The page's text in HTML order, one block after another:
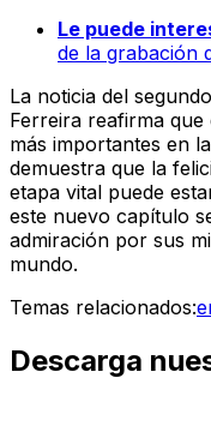
Le puede
de la grabación
La noticia del
Ferreira reafirma
más importantes en
demuestra que la
etapa vital puede
este nuevo capítulo
admiración por sus
mundo.
Temas relacionados:
Descarga